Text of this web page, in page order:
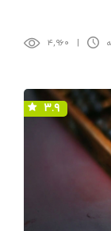
۴,۹۶۰ |
۳.۹